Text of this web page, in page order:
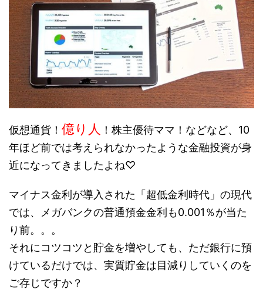
仮想通貨！ 億り人 ！株主優待ママ！などなど、10
年ほど前では考えられなかったような金融投資が身
近になってきましたよね♡
マイナス金利が導入された「超低金利時代」の現代
では、メガバンクの普通預金金利も0.001％が当た
り前。。。
それにコツコツと貯金を増やしても、ただ銀行に預
けているだけでは、実質貯金は目減りしていくのを
ご存じですか？